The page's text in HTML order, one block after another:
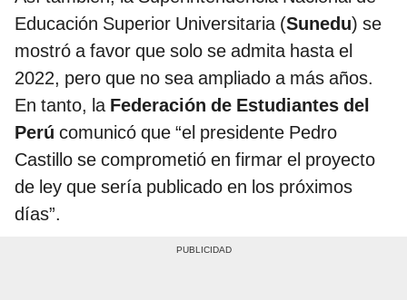
Educación Superior Universitaria (Sunedu) se
mostró a favor que solo se admita hasta el
2022, pero que no sea ampliado a más años.
En tanto, la Federación de Estudiantes del
Perú comunicó que “el presidente Pedro
Castillo se comprometió en firmar el proyecto
de ley que sería publicado en los próximos
días”.